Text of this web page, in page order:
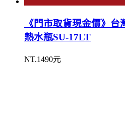
《門市取貨現金價》
熱水瓶SU-17LT
NT.1490元